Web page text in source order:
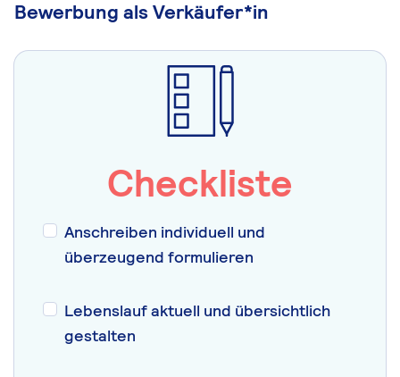
Bewerbung als Verkäufer*in
Checkliste
Anschreiben individuell und
überzeugend formulieren
Lebenslauf aktuell und übersichtlich
gestalten